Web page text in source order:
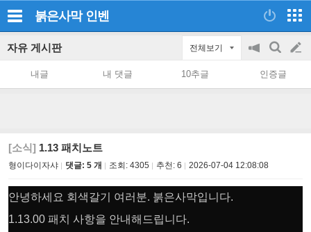
붉은사막 인벤
자유 게시판 전체보기
공
on/off
검
색
글
쓰
내글 내 댓글 10추글 인증글
[소식] 1.13 패치노트
형이다이자샤 댓글: 5 개 조회: 4305 추천: 6 2026-07-04 12:08:08
안녕하세요 회색갈기 여러분. 붉은사막입니다.
1.13.00 패치 사항을 안내해드립니다.